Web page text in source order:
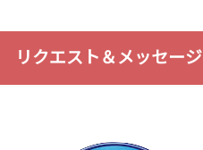
リクエスト＆メッセージ